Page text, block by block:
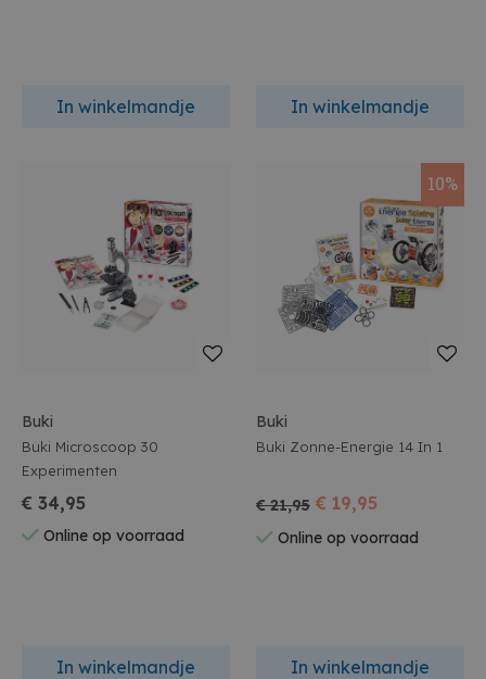
In winkelmandje In winkelmandje
Buki
Buki Microscoop 30
Experimenten
€ 34,95
Online op voorraad
In winkelmandje
10%
Buki
Buki Zonne-Energie 14 In 1
€ 21,95 € 19,95
Online op voorraad
In winkelmandje